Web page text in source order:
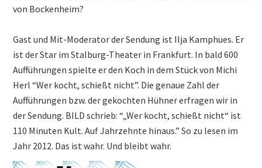
von Bockenheim?
Gast und Mit-Moderator der Sendung ist Ilja Kamphues. Er
ist der Star im Stalburg-Theater in Frankfurt. In bald 600
Aufführungen spielte er den Koch in dem Stück von Michi
Herl “Wer kocht, schießt nicht”. Die genaue Zahl der
Aufführungen bzw. der gekochten Hühner erfragen wir in
der Sendung. BILD schrieb: “„Wer kocht, schießt nicht“ ist
110 Minuten Kult. Auf Jahrzehnte hinaus.” So zu lesen im
Jahr 2012. Das ist wahr. Und bleibt wahr.